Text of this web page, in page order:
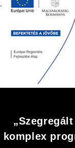
komplex